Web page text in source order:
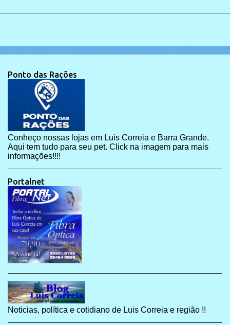
Ponto das Rações
Conheço nossas lojas em Luis Correia e Barra Grande.
Aqui tem tudo para seu pet. Click na imagem para mais
informações!!!!
Portalnet
Noticias, política e cotidiano de Luis Correia e região !!